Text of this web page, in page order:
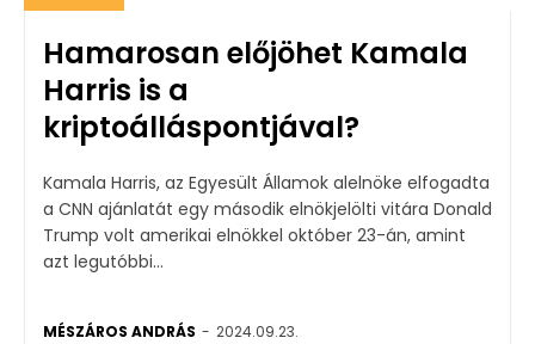
Hamarosan előjöhet Kamala
Harris is a
kriptoálláspontjával?
Kamala Harris, az Egyesült Államok alelnöke elfogadta
a CNN ajánlatát egy második elnökjelölti vitára Donald
Trump volt amerikai elnökkel október 23-án, amint
azt legutóbbi...
MÉSZÁROS ANDRÁS - 2024.09.23.